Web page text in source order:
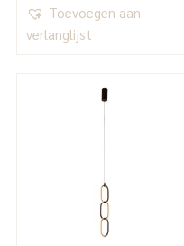
Toevoegen aan
verlanglijst